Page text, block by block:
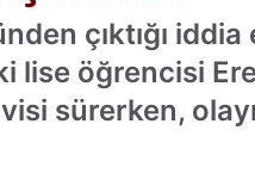
çıktığı iddia
lise öğrencisi
sürerken,